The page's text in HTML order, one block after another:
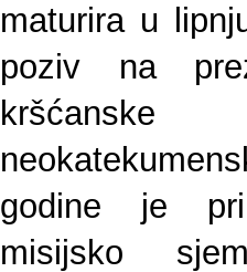
maturira u
poziv na
godine je
misijsko